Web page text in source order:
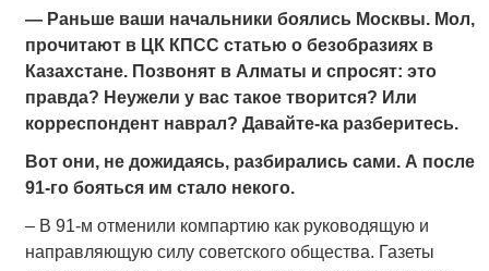
— Раньше ваши начальники боялись Москвы. Мол,
прочитают в ЦК КПСС статью о безобразиях в
Казахстане. Позвонят в Алматы и спросят: это
правда? Неужели у вас такое творится? Или
корреспондент наврал? Давайте-ка разберитесь.
Вот они, не дожидаясь, разбирались сами. А после
91-го бояться им стало некого.
– В 91-м отменили компартию как руководящую и
направляющую силу советского общества. Газеты